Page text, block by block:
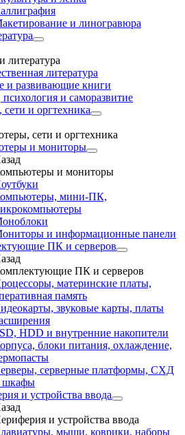
и линогравюра
литература
литература
и развивающие книги
психология и саморазвитие
и оргтехника
сети и оргтехника
и мониторы
и мониторы
мини-ПК,
и информационные панели
ПК и серверов
ПК и серверов
материнские платы,
память
звуковые карты, платы
HDD и внутренние накопители
блоки питания, охлаждение,
серверные платформы, СХД
шкафы
и устройства ввода
и устройства ввода
мыши, коврики, наборы